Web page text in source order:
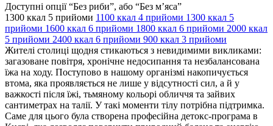
Доступні опції “Без риби”, або “Без м’яса”
1300 ккал 5 прийоми 1100 ккал 4 прийоми 1300 ккал 5
прийоми 1600 ккал 6 прийоми 1800 ккал 6 прийоми 2000 ккал
5 прийоми 2400 ккал 6 прийоми 900 ккал 3 прийоми
Жителі столиці щодня стикаються з невидимими викликами:
загазоване повітря, хронічне недосипання та незбалансована
їжа на ходу. Поступово в нашому організмі накопичується
втома, яка проявляється не лише у відсутності сил, а й у
важкості після їжі, тьмяному кольорі обличчя та зайвих
сантиметрах на талії. У такі моменти тілу потрібна підтримка.
Саме для цього була створена професійна детокс-програма в